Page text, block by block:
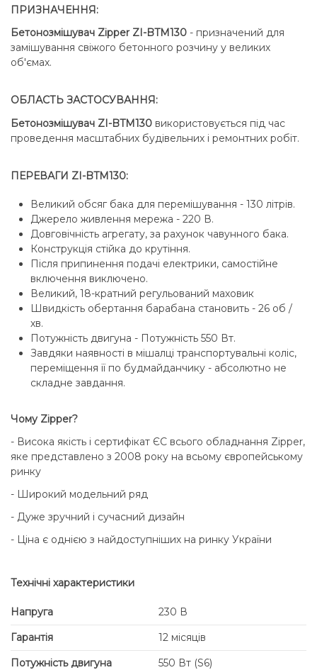
ПРИЗНАЧЕННЯ:
Бетонозмішувач Zipper ZI-BTM130 - призначений для
замішування свіжого бетонного розчину у великих
об'ємах.
ОБЛАСТЬ ЗАСТОСУВАННЯ:
Бетонозмішувач ZI-BTM130 використовується під час
проведення масштабних будівельних і ремонтних робіт.
ПЕРЕВАГИ ZI-BTM130:
Великий обсяг бака для перемішування - 130 літрів.
Джерело живлення мережа - 220 В.
Довговічність агрегату, за рахунок чавунного бака.
Конструкція стійка до крутіння.
Після припинення подачі електрики, самостійне
включення виключено.
Великий, 18-кратний регульований маховик
Швидкість обертання барабана становить - 26 об /
хв.
Потужність двигуна - Потужність 550 Вт.
Завдяки наявності в мішалці транспортувальні коліс,
переміщення її по будмайданчику - абсолютно не
складне завдання.
Чому Zipper?
- Висока якість і сертифікат ЄС всього обладнання Zipper,
яке представлено з 2008 року на всьому європейському
ринку
- Широкий модельний ряд
- Дуже зручний і сучасний дизайн
- Ціна є однією з найдоступніших на ринку України
Технічні характеристики
Напруга
230 В
Гарантія
12 місяців
Потужність двигуна
550 Вт (S6)